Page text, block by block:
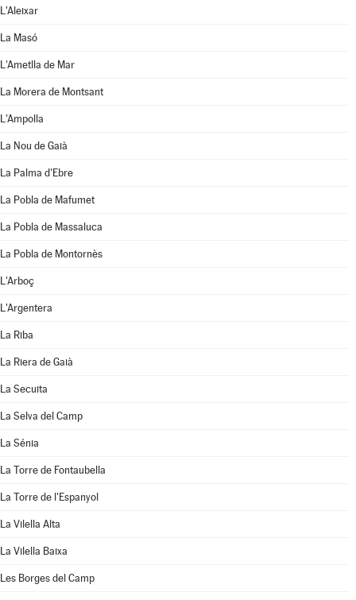
L'Aleixar
La Masó
L'Ametlla de Mar
La Morera de Montsant
L'Ampolla
La Nou de Gaià
La Palma d'Ebre
La Pobla de Mafumet
La Pobla de Massaluca
La Pobla de Montornès
L'Arboç
L'Argentera
La Riba
La Riera de Gaià
La Secuita
La Selva del Camp
La Sénia
La Torre de Fontaubella
La Torre de l'Espanyol
La Vilella Alta
La Vilella Baixa
Les Borges del Camp